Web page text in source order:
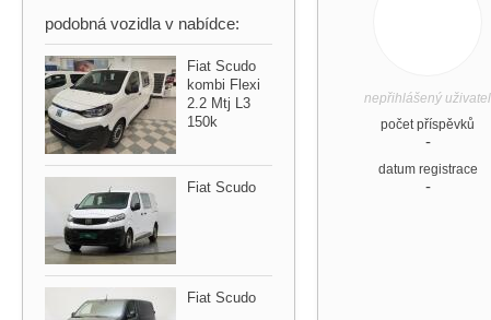
nepřihlášený uživatel
počet příspěvků
-
datum registrace
-
podobná vozidla v nabídce:
Fiat Scudo
kombi Flexi
2.2 Mtj L3
150k
Fiat Scudo
Fiat Scudo